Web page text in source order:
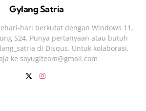
Gylang Satria
berkutat dengan Windows 11,
S24. Punya pertanyaan atau butuh
di Disqus. Untuk kolaborasi,
ke sayugiteam@gmail.com